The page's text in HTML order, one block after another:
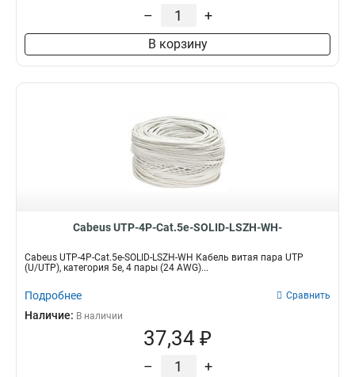
– +
В корзину
Cabeus UTP-4P-Cat.5e-SOLID-LSZH-WH-
Cabeus UTP-4P-Cat.5e-SOLID-LSZH-WH Кабель витая пара UTP
(U/UTP), категория 5e, 4 пары (24 AWG)...
Подробнее Сравнить
Наличие: В наличии
37,34 ₽
– +